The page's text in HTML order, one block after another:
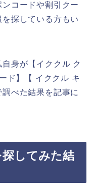
コードや割引クー
探している方もい
身が【イククル ク
ド】【 イククル キ
べた結果を記事に
してみた結